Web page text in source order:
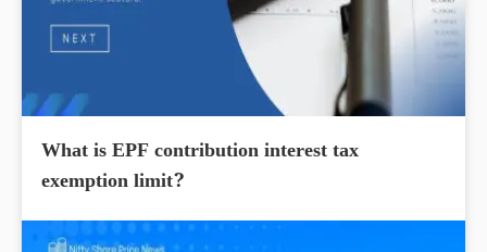
What is EPF contribution interest tax
exemption limit?